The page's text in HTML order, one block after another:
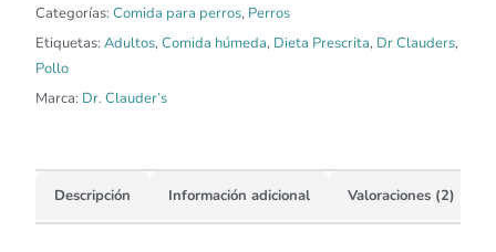
Categorías: Comida para perros, Perros
Etiquetas: Adultos,Comida húmeda, Dieta Prescrita, Dr Clauders,
Pollo
Marca: Dr. Clauder’s
Descripción Información adicional Valoraciones (2)